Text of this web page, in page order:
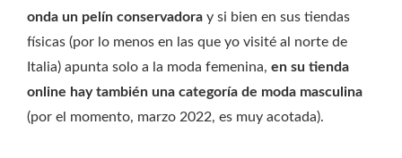
onda un pelín conservadora y si bien en sus tiendas
físicas (por lo menos en las que yo visité al norte de
Italia) apunta solo a la moda femenina, en su tienda
online hay también una categoría de moda masculina
(por el momento, marzo 2022, es muy acotada).